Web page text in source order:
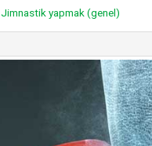
Jimnastik yapmak (genel)